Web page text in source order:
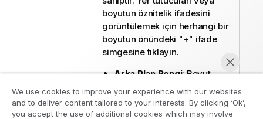
boyutun öznitelik ifadesini
görüntülemek için herhangi bir
boyutun önündeki "+" ifade
simgesine tıklayın.
Arka Plan Rengi: Boyut
hücresinin hücre arka plan
rengini hesaplamaya yönelik
bir öznitelik ifadesi girmek
We use cookies to improve your experience with our websites
and to deliver content tailored to your interests. By clicking ‘Ok’,
you accept the use of additional cookies which may involve